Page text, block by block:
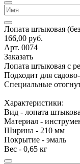
Лопата штыковая
166,00 руб.
Арт. 0074
Заказать
Лопата штыковая с
Подходит для
Специальные
Характеристики:
Вид - лопата
Материал -
Ширина - 210 мм
Покрытие - эмаль
Вес - 0,65 кг